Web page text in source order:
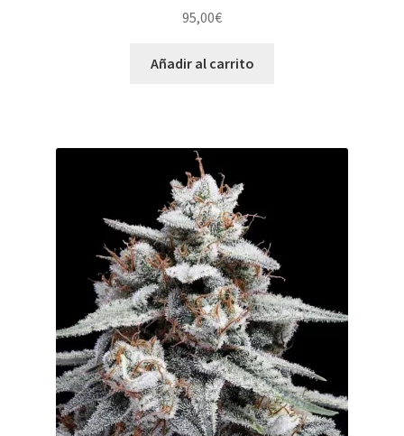
95,00€
Añadir al carrito